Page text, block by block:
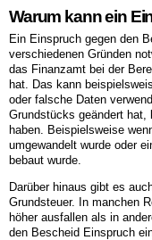
Warum kann ein
Ein Einspruch gegen den
verschiedenen Gründen
das Finanzamt bei der
hat. Das kann
oder falsche Daten
Grundstücks geändert hat,
haben. Beispielsweise
umgewandelt wurde oder
bebaut wurde.
Darüber hinaus gibt es
Grundsteuer. In manchen
höher ausfallen als in
den Bescheid Einspruch